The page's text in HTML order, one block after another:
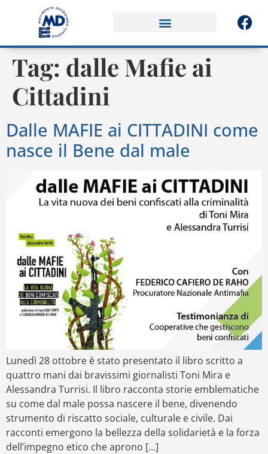
Tag: dalle Mafie ai
Cittadini
Dalle MAFIE ai CITTADINI come
nasce il Bene dal male
Lunedì 28 ottobre è stato presentato il libro scritto a
quattro mani dai bravissimi giornalisti Toni Mira e
Alessandra Turrisi. Il libro racconta storie emblematiche
su come dal male possa nascere il bene, divenendo
strumento di riscatto sociale, culturale e civile. Dai
racconti emergono la bellezza della solidarietà e la forza
dell’impegno etico che aprono […]